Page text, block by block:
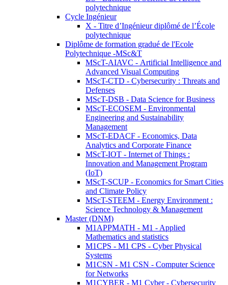
polytechnique
Cycle Ingénieur
X - Titre d’Ingénieur diplômé de l’École
polytechnique
Diplôme de formation gradué de l'Ecole
Polytechnique -MSc&T
MScT-AIAVC - Artificial Intelligence and
Advanced Visual Computing
MScT-CTD - Cybersecurity : Threats and
Defenses
MScT-DSB - Data Science for Business
MScT-ECOSEM - Environmental
Engineering and Sustainability
Management
MScT-EDACF - Economics, Data
Analytics and Corporate Finance
MScT-IOT - Internet of Things :
Innovation and Management Program
(IoT)
MScT-SCUP - Economics for Smart Cities
and Climate Policy
MScT-STEEM - Energy Environment :
Science Technology & Management
Master (DNM)
M1APPMATH - M1 - Applied
Mathematics and statistics
M1CPS - M1 CPS - Cyber Physical
Systems
M1CSN - M1 CSN - Computer Science
for Networks
M1CYBER - M1 Cyber - Cybersecurity